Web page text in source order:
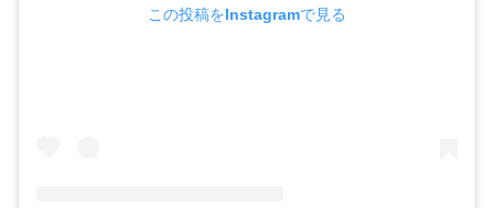
この投稿をInstagramで見る